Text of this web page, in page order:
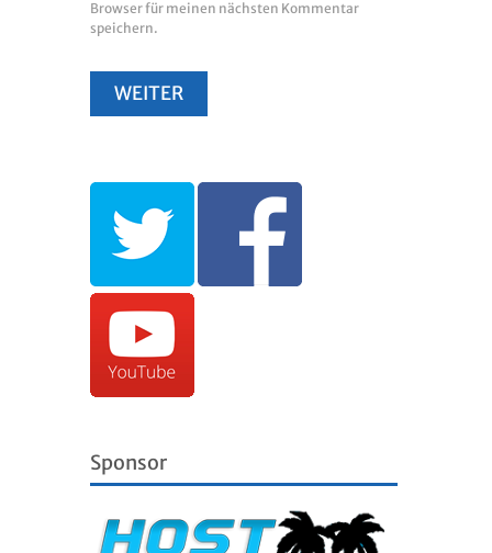
Browser für meinen nächsten Kommentar
speichern.
Sponsor